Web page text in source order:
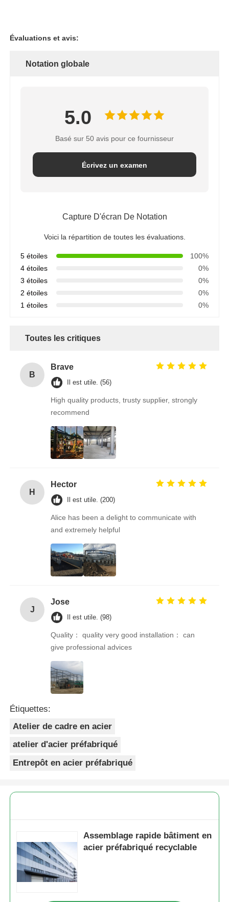
Évaluations et avis:
Notation globale
5.0
Basé sur 50 avis pour ce fournisseur
Écrivez un examen
Capture D'écran De Notation
Voici la répartition de toutes les évaluations.
5 étoiles
100%
4 étoiles
0%
3 étoiles
0%
2 étoiles
0%
1 étoiles
0%
Toutes les critiques
B
Brave
Il est utile. (56)
High quality products, trusty supplier, strongly
recommend
H
Hector
Il est utile. (200)
Alice has been a delight to communicate with
and extremely helpful
J
Jose
Il est utile. (98)
Quality： quality very good installation： can
give professional advices
Étiquettes:
Atelier de cadre en acier
atelier d'acier préfabriqué
Entrepôt en acier préfabriqué
Assemblage rapide bâtiment en
acier préfabriqué recyclable